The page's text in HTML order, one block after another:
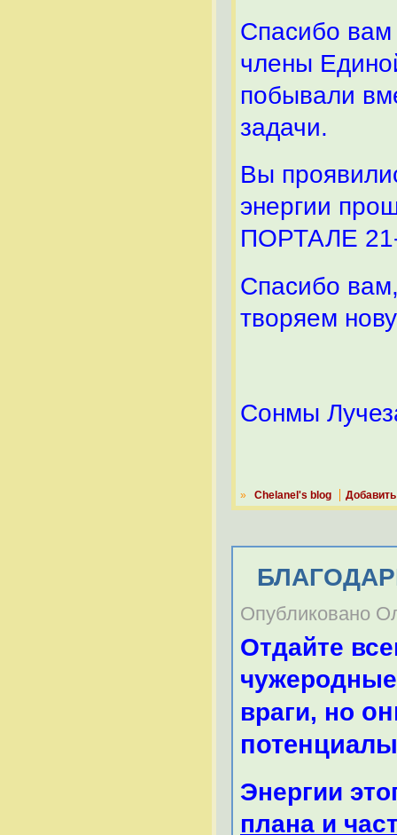
Спасибо
члены
побывали
задачи.
Вы
энергии
ПОРТАЛЕ
Спасибо
творяем
Сонмы
» Chelanel's blog
Опубликовано
Отдайте
враги, но
Энергии
плана и